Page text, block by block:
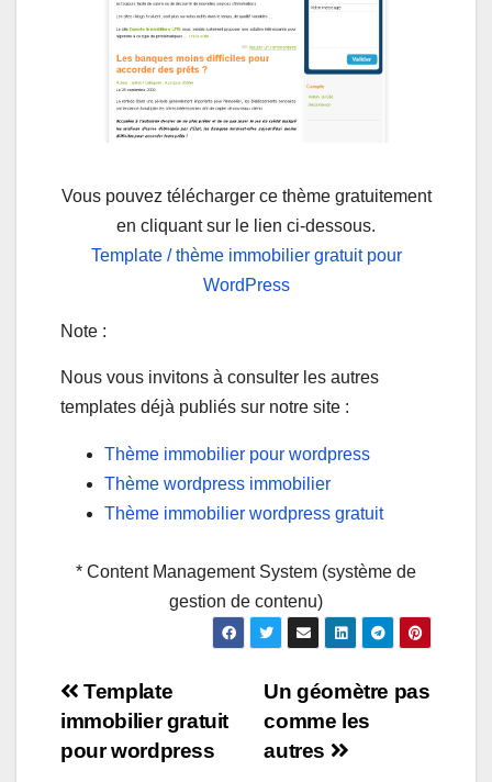
Vous pouvez télécharger ce thème gratuitement
en cliquant sur le lien ci-dessous.
Template / thème immobilier gratuit pour
WordPress
Note :
Nous vous invitons à consulter les autres
templates déjà publiés sur notre site :
Thème immobilier pour wordpress
Thème wordpress immobilier
Thème immobilier wordpress gratuit
* Content Management System (système de
gestion de contenu)
Navigation
de
Un géomètre pas
comme les
autres
Template
immobilier gratuit
pour wordpress